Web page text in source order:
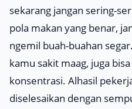
sekarang jangan sering-
pola makan yang benar,
ngemil buah-buahan
kamu sakit maag, juga
konsentrasi. Alhasil
diselesaikan dengan